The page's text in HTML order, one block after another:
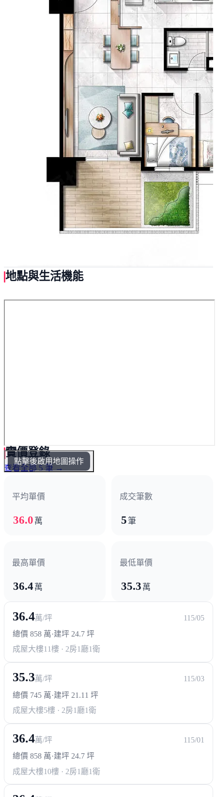
地點與生活機能
點擊後啟用地圖操作
實價登錄
查看全部 5 筆 →
平均單價
36.0 萬
成交筆數
5筆
最高單價
36.4 萬
最低單價
35.3 萬
36.4萬/坪
115/05
總價 858 萬·建坪 24.7 坪
成屋大樓11樓 · 2房1廳1衛
35.3萬/坪
115/03
總價 745 萬·建坪 21.11 坪
成屋大樓5樓 · 2房1廳1衛
36.4萬/坪
115/01
總價 858 萬·建坪 24.7 坪
成屋大樓10樓 · 2房1廳1衛